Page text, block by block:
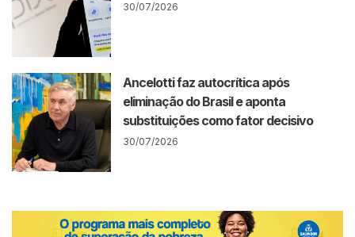
30/07/2026
Ancelotti faz autocrítica após
eliminação do Brasil e aponta
substituições como fator decisivo
30/07/2026